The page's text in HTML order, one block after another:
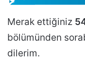
Merak ettiğiniz
bölümünden
dilerim.